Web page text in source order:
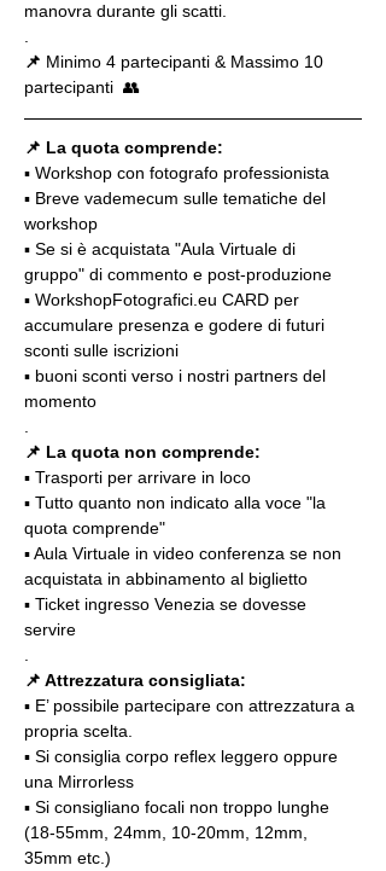
manovra durante gli scatti.
📌 Minimo 4 partecipanti & Massimo 10
partecipanti  👥
📌 La quota comprende:
▪️ Workshop con fotografo professionista
▪️ Breve vademecum sulle tematiche del
workshop
▪️ Se si è acquistata "Aula Virtuale di
gruppo" di commento e post-produzione
▪️ WorkshopFotografici.eu CARD per
accumulare presenza e godere di futuri
sconti sulle iscrizioni
▪️ buoni sconti verso i nostri partners del
momento
📌 La quota non comprende:
▪️ Trasporti per arrivare in loco
▪️ Tutto quanto non indicato alla voce "la
quota comprende"
▪️ Aula Virtuale in video conferenza se non
acquistata in abbinamento al biglietto
▪️ Ticket ingresso Venezia se dovesse
servire
📌 Attrezzatura consigliata:
▪️ E’ possibile partecipare con attrezzatura a
propria scelta.
▪️ Si consiglia corpo reflex leggero oppure
una Mirrorless
▪️ Si consigliano focali non troppo lunghe
(18-55mm, 24mm, 10-20mm, 12mm,
35mm etc.)